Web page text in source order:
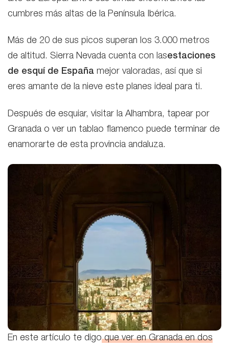
cumbres más altas de la Península Ibérica.
Más de 20 de sus picos superan los 3.000 metros
de altitud. Sierra Nevada cuenta con lasestaciones
de esquí de España mejor valoradas, así que si
eres amante de la nieve este planes ideal para ti.
Después de esquiar, visitar la Alhambra, tapear por
Granada o ver un tablao flamenco puede terminar de
enamorarte de esta provincia andaluza.
En este artículo te digoque ver en Granada en dos